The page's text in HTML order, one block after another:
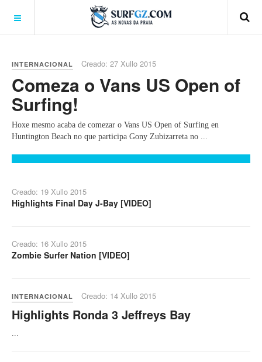
INTERNACIONAL Creado: 27 Xullo 2015
Comeza o Vans US Open of
Surfing!
Hoxe mesmo acaba de comezar o Vans US Open of Surfing en
Huntington Beach no que participa Gony Zubizarreta no ...
Creado: 19 Xullo 2015
Highlights Final Day J-Bay [VIDEO]
Creado: 16 Xullo 2015
Zombie Surfer Nation [VIDEO]
INTERNACIONAL Creado: 14 Xullo 2015
Highlights Ronda 3 Jeffreys Bay
...